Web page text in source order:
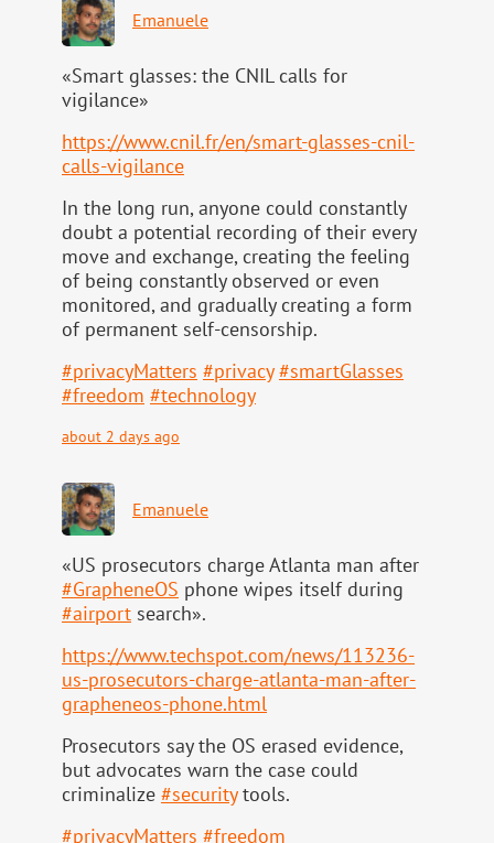
Emanuele
«Smart glasses: the CNIL calls for
vigilance»
https://www.cnil.fr/en/smart-glasses-cnil-
calls-vigilance
In the long run, anyone could constantly
doubt a potential recording of their every
move and exchange, creating the feeling
of being constantly observed or even
monitored, and gradually creating a form
of permanent self-censorship.
#privacyMatters #privacy #smartGlasses
#freedom #technology
about 2 days ago
Emanuele
«US prosecutors charge Atlanta man after
#GrapheneOS phone wipes itself during
#airport search».
https://www.techspot.com/news/113236-
us-prosecutors-charge-atlanta-man-after-
grapheneos-phone.html
Prosecutors say the OS erased evidence,
but advocates warn the case could
criminalize #securitytools.
#privacyMatters #freedom